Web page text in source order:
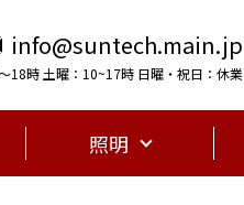
info@suntech.main.jp
18時 土曜：10~17時 日曜・祝日：休業
照明